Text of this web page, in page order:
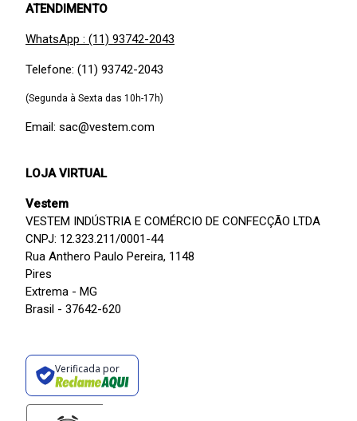
ATENDIMENTO
WhatsApp : (11) 93742-2043
Telefone: (11) 93742-2043
(Segunda à Sexta das 10h-17h)
Email: sac@vestem.com
LOJA VIRTUAL
Vestem
VESTEM INDÚSTRIA E COMÉRCIO DE CONFECÇÃO LTDA
CNPJ: 12.323.211/0001-44
Rua Anthero Paulo Pereira, 1148
Pires
Extrema - MG
Brasil - 37642-620
Verificada por